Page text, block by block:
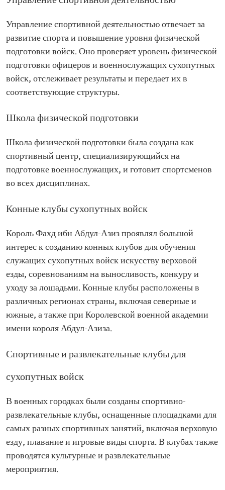
Управление спортивной деятельностью отвечает за
развитие спорта и повышение уровня физической
подготовки войск. Оно проверяет уровень физической
подготовки офицеров и военнослужащих сухопутных
войск, отслеживает результаты и передает их в
соответствующие структуры.
Школа физической подготовки
Школа физической подготовки была создана как
спортивный центр, специализирующийся на
подготовке военнослужащих, и готовит спортсменов
во всех дисциплинах.
Конные клубы сухопутных войск
Король Фахд ибн Абдул-Азиз проявлял большой
интерес к созданию конных клубов для обучения
служащих сухопутных войск искусству верховой
езды, соревнованиям на выносливость, конкуру и
уходу за лошадьми. Конные клубы расположены в
различных регионах страны, включая северные и
южные, а также при Королевской военной академии
имени короля Абдул-Азиза.
Спортивные и развлекательные клубы для
сухопутных войск
В военных городках были созданы спортивно-
развлекательные клубы, оснащенные площадками для
самых разных спортивных занятий, включая верховую
езду, плавание и игровые виды спорта. В клубах также
проводятся культурные и развлекательные
мероприятия.